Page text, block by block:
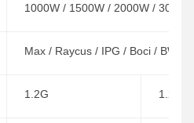
1000W / 1500W / 2000W /
Max / Raycus / IPG / Boci / BWT
1.2G 1.2G